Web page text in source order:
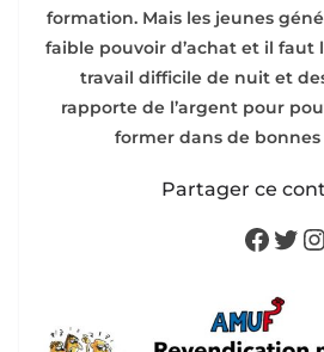
formation. Mais les jeunes
faible pouvoir d’achat et il
travail difficile de nuit et
rapporte de l’argent pour
former dans de
Partager ce